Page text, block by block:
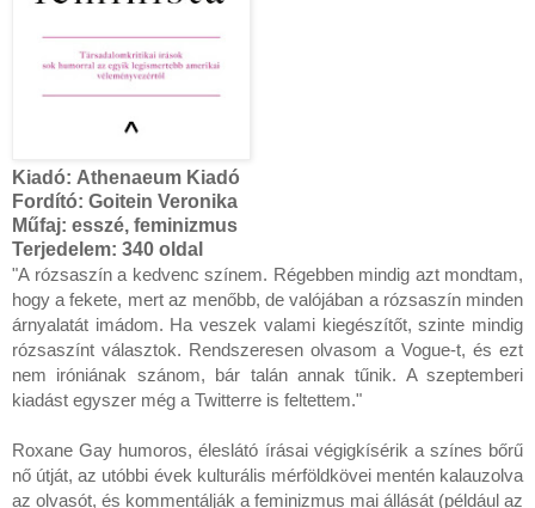
Kiadó: Athenaeum Kiadó
Fordító: Goitein Veronika
Műfaj: esszé, feminizmus
Terjedelem: 340 oldal
"A rózsaszín a kedvenc színem. Régebben mindig azt mondtam,
hogy a fekete, mert az menőbb, de valójában a rózsaszín minden
árnyalatát imádom. Ha veszek valami kiegészítőt, szinte mindig
rózsaszínt választok. Rendszeresen olvasom a Vogue-t, és ezt
nem iróniának szánom, bár talán annak tűnik. A szeptemberi
kiadást egyszer még a Twitterre is feltettem."
Roxane Gay humoros, éleslátó írásai végigkísérik a színes bőrű
nő útját, az utóbbi évek kulturális mérföldkövei mentén kalauzolva
az olvasót, és kommentálják a feminizmus mai állását (például az